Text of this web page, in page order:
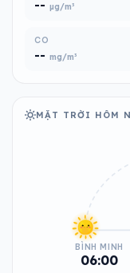
-- µg/m³
CO
-- mg/m³
MẶT TRỜI HÔM
BÌNH MINH
06:00